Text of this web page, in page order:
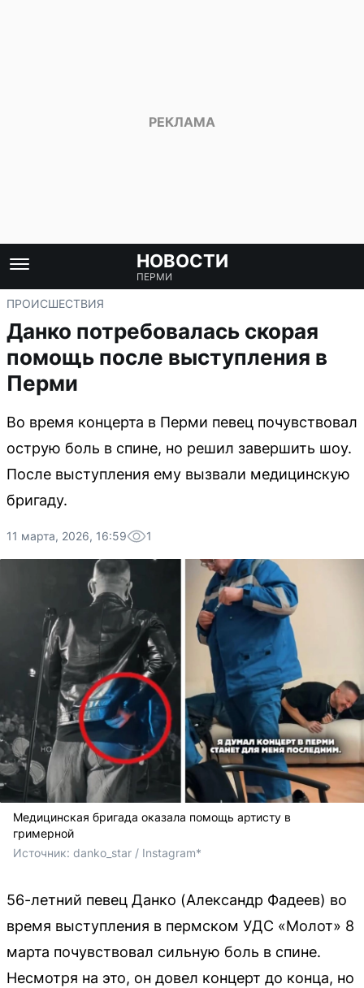
НОВОСТИ
ПЕРМИ
ПРОИСШЕСТВИЯ
Данко потребовалась скорая
помощь после выступления в
Перми
Во время концерта в Перми певец почувствовал
острую боль в спине, но решил завершить шоу.
После выступления ему вызвали медицинскую
бригаду.
11 марта, 2026, 16:59 1
Медицинская бригада оказала помощь артисту в
гримерной
Источник: danko_star / Instagram*
56-летний певец Данко (Александр Фадеев) во
время выступления в пермском УДС «Молот» 8
марта почувствовал сильную боль в спине.
Несмотря на это, он довел концерт до конца, но